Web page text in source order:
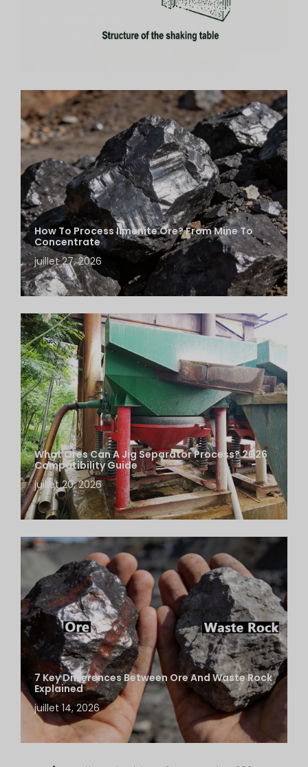
Mining Shaker Table Structure: Analysis Of 7
How To Process Ilmenite Ore? From Mine To
Concentrate
juillet 27, 2026
What Ores Can A Jig Separator Process? 2026
Compatibility Guide
juillet 20, 2026
7 Key Differences Between Ore And Waste Rock
Explained
juillet 14, 2026